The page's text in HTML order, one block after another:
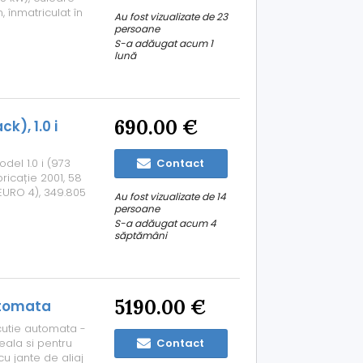
înmatriculat în
Anvelope în
(uşi
Au fost vizualizate de 23
persoane
S-a adăugat acum 1
lună
1.0 i
1.0 i (973
2001, 58
4), 349.805
luna
Schimbat
690.00 €
Contact
Au fost vizualizate de 14
persoane
S-a adăugat acum 4
săptămâni
automata -
si pentru
jante de aliaj
5190.00 €
Contact